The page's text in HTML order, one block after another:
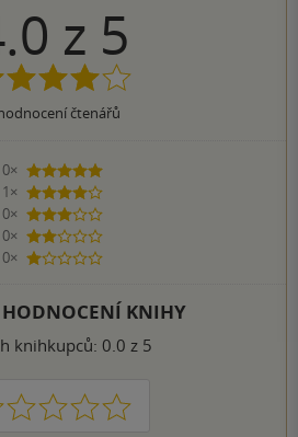
z 5
čtenářů
0×
5 hvězdiček
1×
4 hvězdičky
0×
3 hvězdičky
0×
2 hvězdičky
0×
1 hvezdička
HODNOCENÍ KNIHY
knihkupců: 0.0 z 5
2 3 4 5